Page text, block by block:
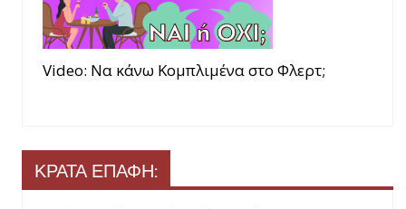
Video: Να κάνω Κομπλιμένα στο Φλερτ;
ΚΡΑΤΑ ΕΠΑΦΗ: